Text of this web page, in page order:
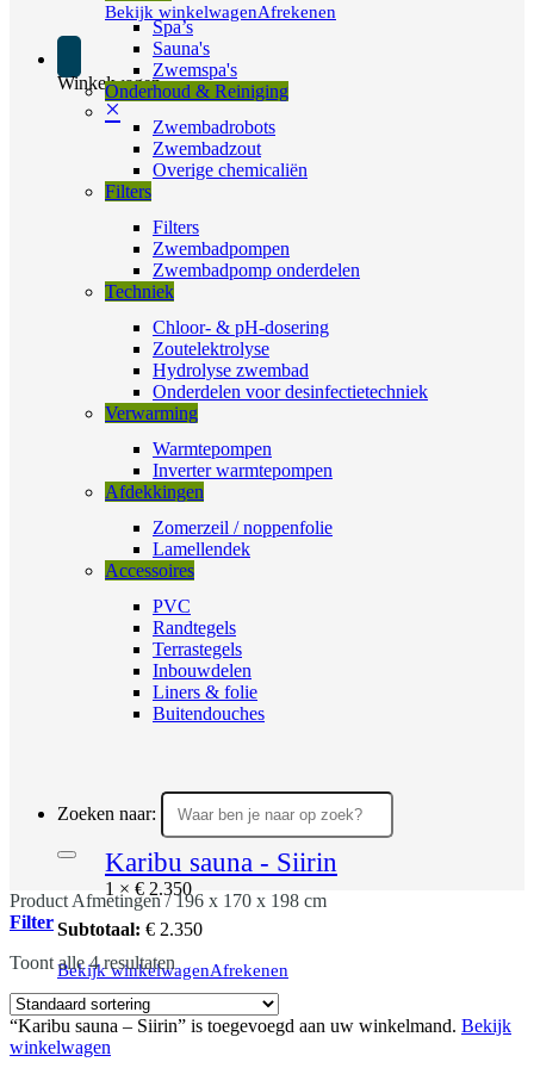
Bekijk winkelwagenAfrekenen
Winkelwagen
×
Karibu sauna - Siirin
1 × € 2.350
Subtotaal: € 2.350
Bekijk winkelwagenAfrekenen
Spa’s
Sauna's
Zwemspa's
Onderhoud & Reiniging
Zwembadrobots
Zwembadzout
Overige chemicaliën
Filters
Filters
Zwembadpompen
Zwembadpomp onderdelen
Techniek
Chloor- & pH-dosering
Zoutelektrolyse
Hydrolyse zwembad
Onderdelen voor desinfectietechniek
Verwarming
Warmtepompen
Inverter warmtepompen
Afdekkingen
Zomerzeil / noppenfolie
Lamellendek
Accessoires
PVC
Randtegels
Terrastegels
Inbouwdelen
Liners & folie
Buitendouches
Zoeken naar:
Product Afmetingen/196 x 170 x 198 cm
Filter
Toont alle 4 resultaten
“Karibu sauna – Siirin” is toegevoegd aan uw winkelmand. Bekijk
winkelwagen